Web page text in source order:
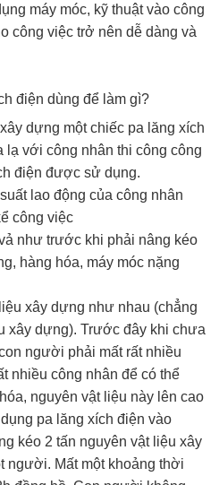
máy móc, kỹ thuật vào công
công việc trở nên dễ dàng và
điện dùng để làm gì?
dựng một chiếc pa lăng xích
lạ với công nhân thi công công
điện được sử dụng.
lao động của công nhân
công việc
như trước khi phải nâng kéo
hàng hóa, máy móc nặng
xây dựng như nhau (chẳng
xây dựng). Trước đây khi chưa
người phải mất rất nhiều
nhiều công nhân để có thể
nguyên vật liệu này lên cao
pa lăng xích điện vào
kéo 2 tấn nguyên vật liệu xây
người. Mất một khoảng thời